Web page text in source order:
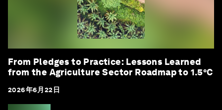
From Pledges to Practice: Lessons Learned
from the Agriculture Sector Roadmap to 1.5°C
2026年6月22日